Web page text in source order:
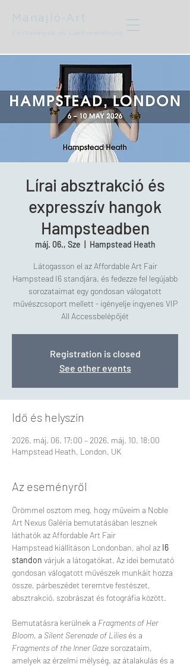
Manajló-Art
Festmények és Lakberendezés
Lírai absztrakció és
expresszív hangok
Hampsteadben
máj. 06., Sze Hampstead Heath
Látogasson el az Affordable Art Fair
Hampstead I6 standjára, és fedezze fel legújabb
sorozataimat egy gondosan válogatott
művészcsoport mellett - igényelje ingyenes VIP
All Accessbelépőjét
Registration is closed
See other events
Idő és helyszín
2026. máj. 06. 17:00 – 2026. máj. 10. 18:00
Hampstead Heath, London, UK
Az eseményről
Örömmel osztom meg, hogy műveim a Noble
Art Nexus Galéria bemutatásában lesznek
láthatók az Affordable Art Fair
Hampstead kiállításon Londonban, ahol az I6
standon várjuk a látogatókat. Az idei bemutató
gondosan válogatott művészek munkáit hozza
össze, párbeszédet teremtve festészet,
absztrakció, szobrászat és fotográfia között.
Bemutatásra kerülnek a Fragments of Her
Bloom, a Silent Serenade of Lilies és a
Fragments of the Inner Gaze sorozataim,
amelyek az érzelmi mélység, az átalakulás és a